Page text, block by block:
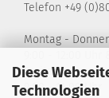
Diese
Technologien
Telefon +49
Montag -
Freitag
9:00 - 14:00 Uhr